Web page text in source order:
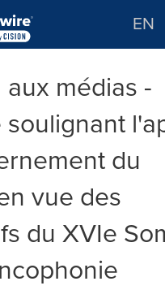
EN
médias -
du
vue des
du XVIe